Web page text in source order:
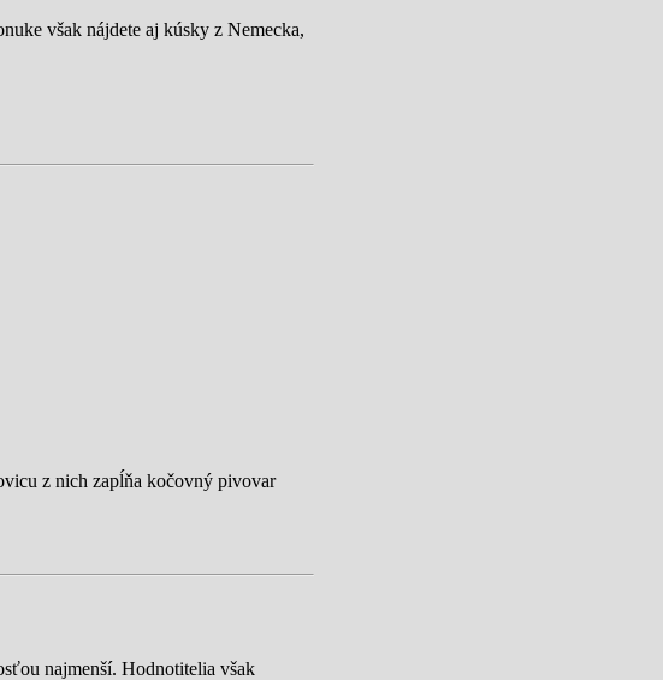
však nájdete aj kúsky z Nemecka,
z nich zapĺňa kočovný pivovar
najmenší. Hodnotitelia však